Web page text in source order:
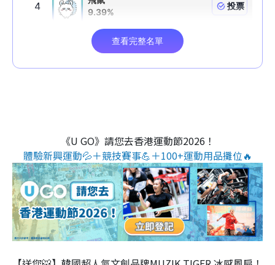
《U GO》請您去香港運動節2026！
體驗新興運動💦＋競技賽事💪＋100+運動用品攤位🔥